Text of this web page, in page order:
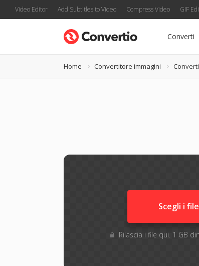
Video Editor Add Subtitles to Video Compress Video GIF
Converti
Home Convertitore immagini
Scegli i file
Rilascia i file qui. 1 GB